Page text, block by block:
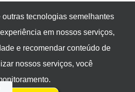
a
Toscana
e Turismo Ltda. - CNPJ:
0001-33
tecnologias semelhantes
em nossos serviços,
e recomendar conteúdo de
nossos serviços, você